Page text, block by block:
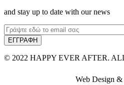
and stay up to date with our news
© 2022 HAPPY EVER AFTER.
Web Design